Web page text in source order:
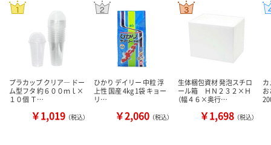
プラカップ クリア― ドー
ム型フタ 約６００ｍｌ×
１０個 Ｔ…
￥1,019 （税込）
ひかり デイリー 中粒 浮
上性 国産 4kg 1袋 キョー
リ…
￥2,060 （税込）
生体梱包資材 発泡スチロ
ール箱 ＨＮ２３２×Ｈ
（幅４６×奥行…
￥1,698 （税込）